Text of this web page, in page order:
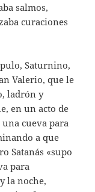
salmos,
curaciones
Saturnino,
Valerio, que le
ladrón y
en un acto de
cueva para
a que
Satanás «supo
para
la noche,